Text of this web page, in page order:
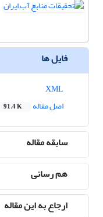
فایل ها
اصل مقاله
91.4 K
سابقه مقاله
هم رسانی
ارجاع به این مقاله